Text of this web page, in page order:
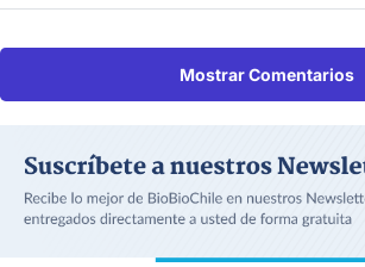
Mostrar Comentarios